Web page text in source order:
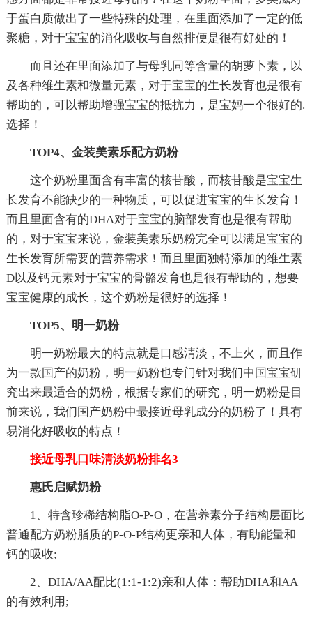
于蛋白质做出了一些特殊的处理，在里面添加了一定的低
聚糖，对于宝宝的消化吸收与自然排便是很有好处的！
而且还在里面添加了与母乳同等含量的胡萝卜素，以
及各种维生素和微量元素，对于宝宝的生长发育也是很有
帮助的，可以帮助增强宝宝的抵抗力，是宝妈一个很好的.
选择！
TOP4、金装美素乐配方奶粉
这个奶粉里面含有丰富的核苷酸，而核苷酸是宝宝生
长发育不能缺少的一种物质，可以促进宝宝的生长发育！
而且里面含有的DHA对于宝宝的脑部发育也是很有帮助
的，对于宝宝来说，金装美素乐奶粉完全可以满足宝宝的
生长发育所需要的营养需求！而且里面独特添加的维生素
D以及钙元素对于宝宝的骨骼发育也是很有帮助的，想要
宝宝健康的成长，这个奶粉是很好的选择！
TOP5、明一奶粉
明一奶粉最大的特点就是口感清淡，不上火，而且作
为一款国产的奶粉，明一奶粉也专门针对我们中国宝宝研
究出来最适合的奶粉，根据专家们的研究，明一奶粉是目
前来说，我们国产奶粉中最接近母乳成分的奶粉了！具有
易消化好吸收的特点！
接近母乳口味清淡奶粉排名3
惠氏启赋奶粉
1、特含珍稀结构脂O-P-O，在营养素分子结构层面比
普通配方奶粉脂质的P-O-P结构更亲和人体，有助能量和
钙的吸收;
2、DHA/AA配比(1:1-1:2)亲和人体：帮助DHA和AA
的有效利用;